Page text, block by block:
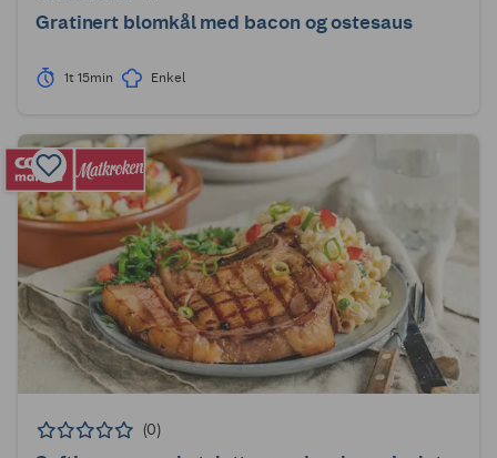
Gratinert blomkål med bacon og ostesaus
1t 15min Enkel
(0)